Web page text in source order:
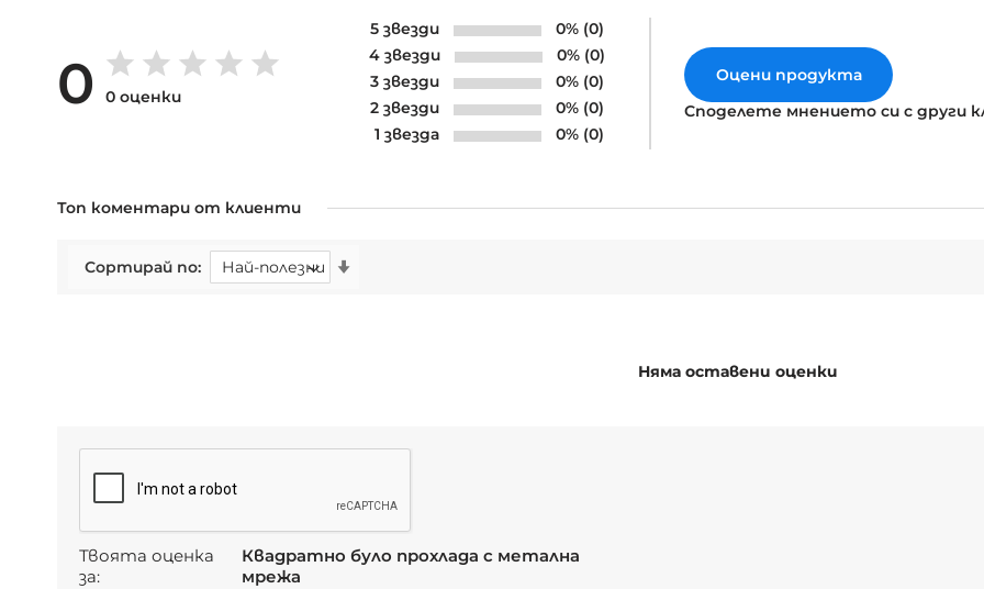
0 0 оценки
5 звезди
0% (0)
4 звезди
0% (0)
3 звезди
0% (0)
2 звезди
0% (0)
1 звезда
0% (0)
Оцени продукта
Споделете мнението си с други
Топ коментари от клиенти
Сортирай по
Няма оставени оценки
Твоята оценка
за:
Квадратно було прохлада с метална
мрежа